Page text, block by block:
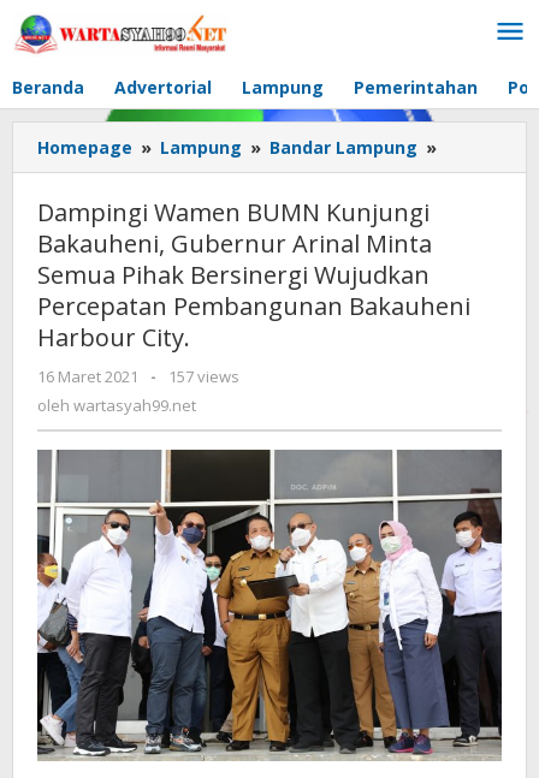
Lewati
ke
Beranda
Advertorial Lampung Pemerintahan
Homepage » Lampung » Bandar Lampung »
Wamen
Arinal
Wujudkan
Bakauheni
Harbour
City.
Dampingi Wamen BUMN Kunjungi
Bakauheni, Gubernur Arinal Minta
Semua Pihak Bersinergi Wujudkan
Percepatan Pembangunan Bakauheni
Harbour City.
16 Maret 2021
oleh
wartasyah99.net
-
157 views
oleh wartasyah99.net